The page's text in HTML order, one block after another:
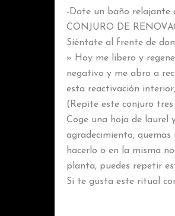
-Date un baño relajante
CONJURO DE
Siéntate al frente de
» Hoy me libero y
negativo y me abro a
esta reactivación
(Repite este conjuro tres
Coge una hoja de laurel
agradecimiento,
hacerlo o en la misma
planta, puedes repetir
Si te gusta este ritual